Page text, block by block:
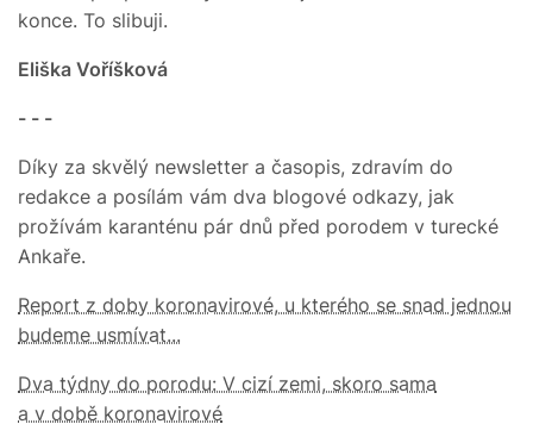
konce. To slibuji.
Eliška Voříšková
- - -
Díky za skvělý newsletter a časopis, zdravím do
redakce a posílám vám dva blogové odkazy, jak
prožívám karanténu pár dnů před porodem v turecké
Ankaře.
Report z doby koronavirové, u kterého se snad jednou
budeme usmívat...
Dva týdny do porodu: V cizí zemi, skoro sama
a v době koronavirové